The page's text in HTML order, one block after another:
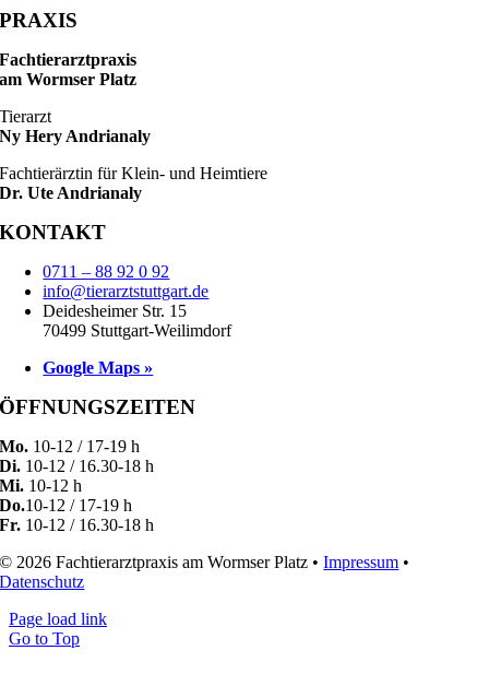
PRAXIS
Fachtierarztpraxis
am Wormser Platz
Tierarzt
Ny Hery Andrianaly
Fachtierärztin für Klein- und Heimtiere
Dr. Ute Andrianaly
KONTAKT
0711 – 88 92 0 92
info@tierarztstuttgart.de
Deidesheimer Str. 15
70499 Stuttgart-Weilimdorf
Google Maps »
ÖFFNUNGSZEITEN
Mo. 10-12 / 17-19 h
Di. 10-12 / 16.30-18 h
Mi. 10-12 h
Do.10-12 / 17-19 h
Fr. 10-12 / 16.30-18 h
© 2026 Fachtierarztpraxis am Wormser Platz •Impressum •
Datenschutz
Page load link
Go to Top